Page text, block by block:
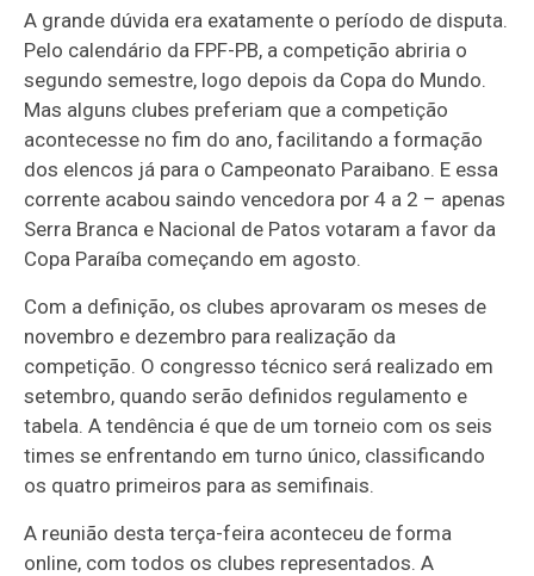
A grande dúvida era exatamente o período de disputa.
Pelo calendário da FPF-PB, a competição abriria o
segundo semestre, logo depois da Copa do Mundo.
Mas alguns clubes preferiam que a competição
acontecesse no fim do ano, facilitando a formação
dos elencos já para o Campeonato Paraibano. E essa
corrente acabou saindo vencedora por 4 a 2 – apenas
Serra Branca e Nacional de Patos votaram a favor da
Copa Paraíba começando em agosto.
Com a definição, os clubes aprovaram os meses de
novembro e dezembro para realização da
competição. O congresso técnico será realizado em
setembro, quando serão definidos regulamento e
tabela. A tendência é que de um torneio com os seis
times se enfrentando em turno único, classificando
os quatro primeiros para as semifinais.
A reunião desta terça-feira aconteceu de forma
online, com todos os clubes representados. A